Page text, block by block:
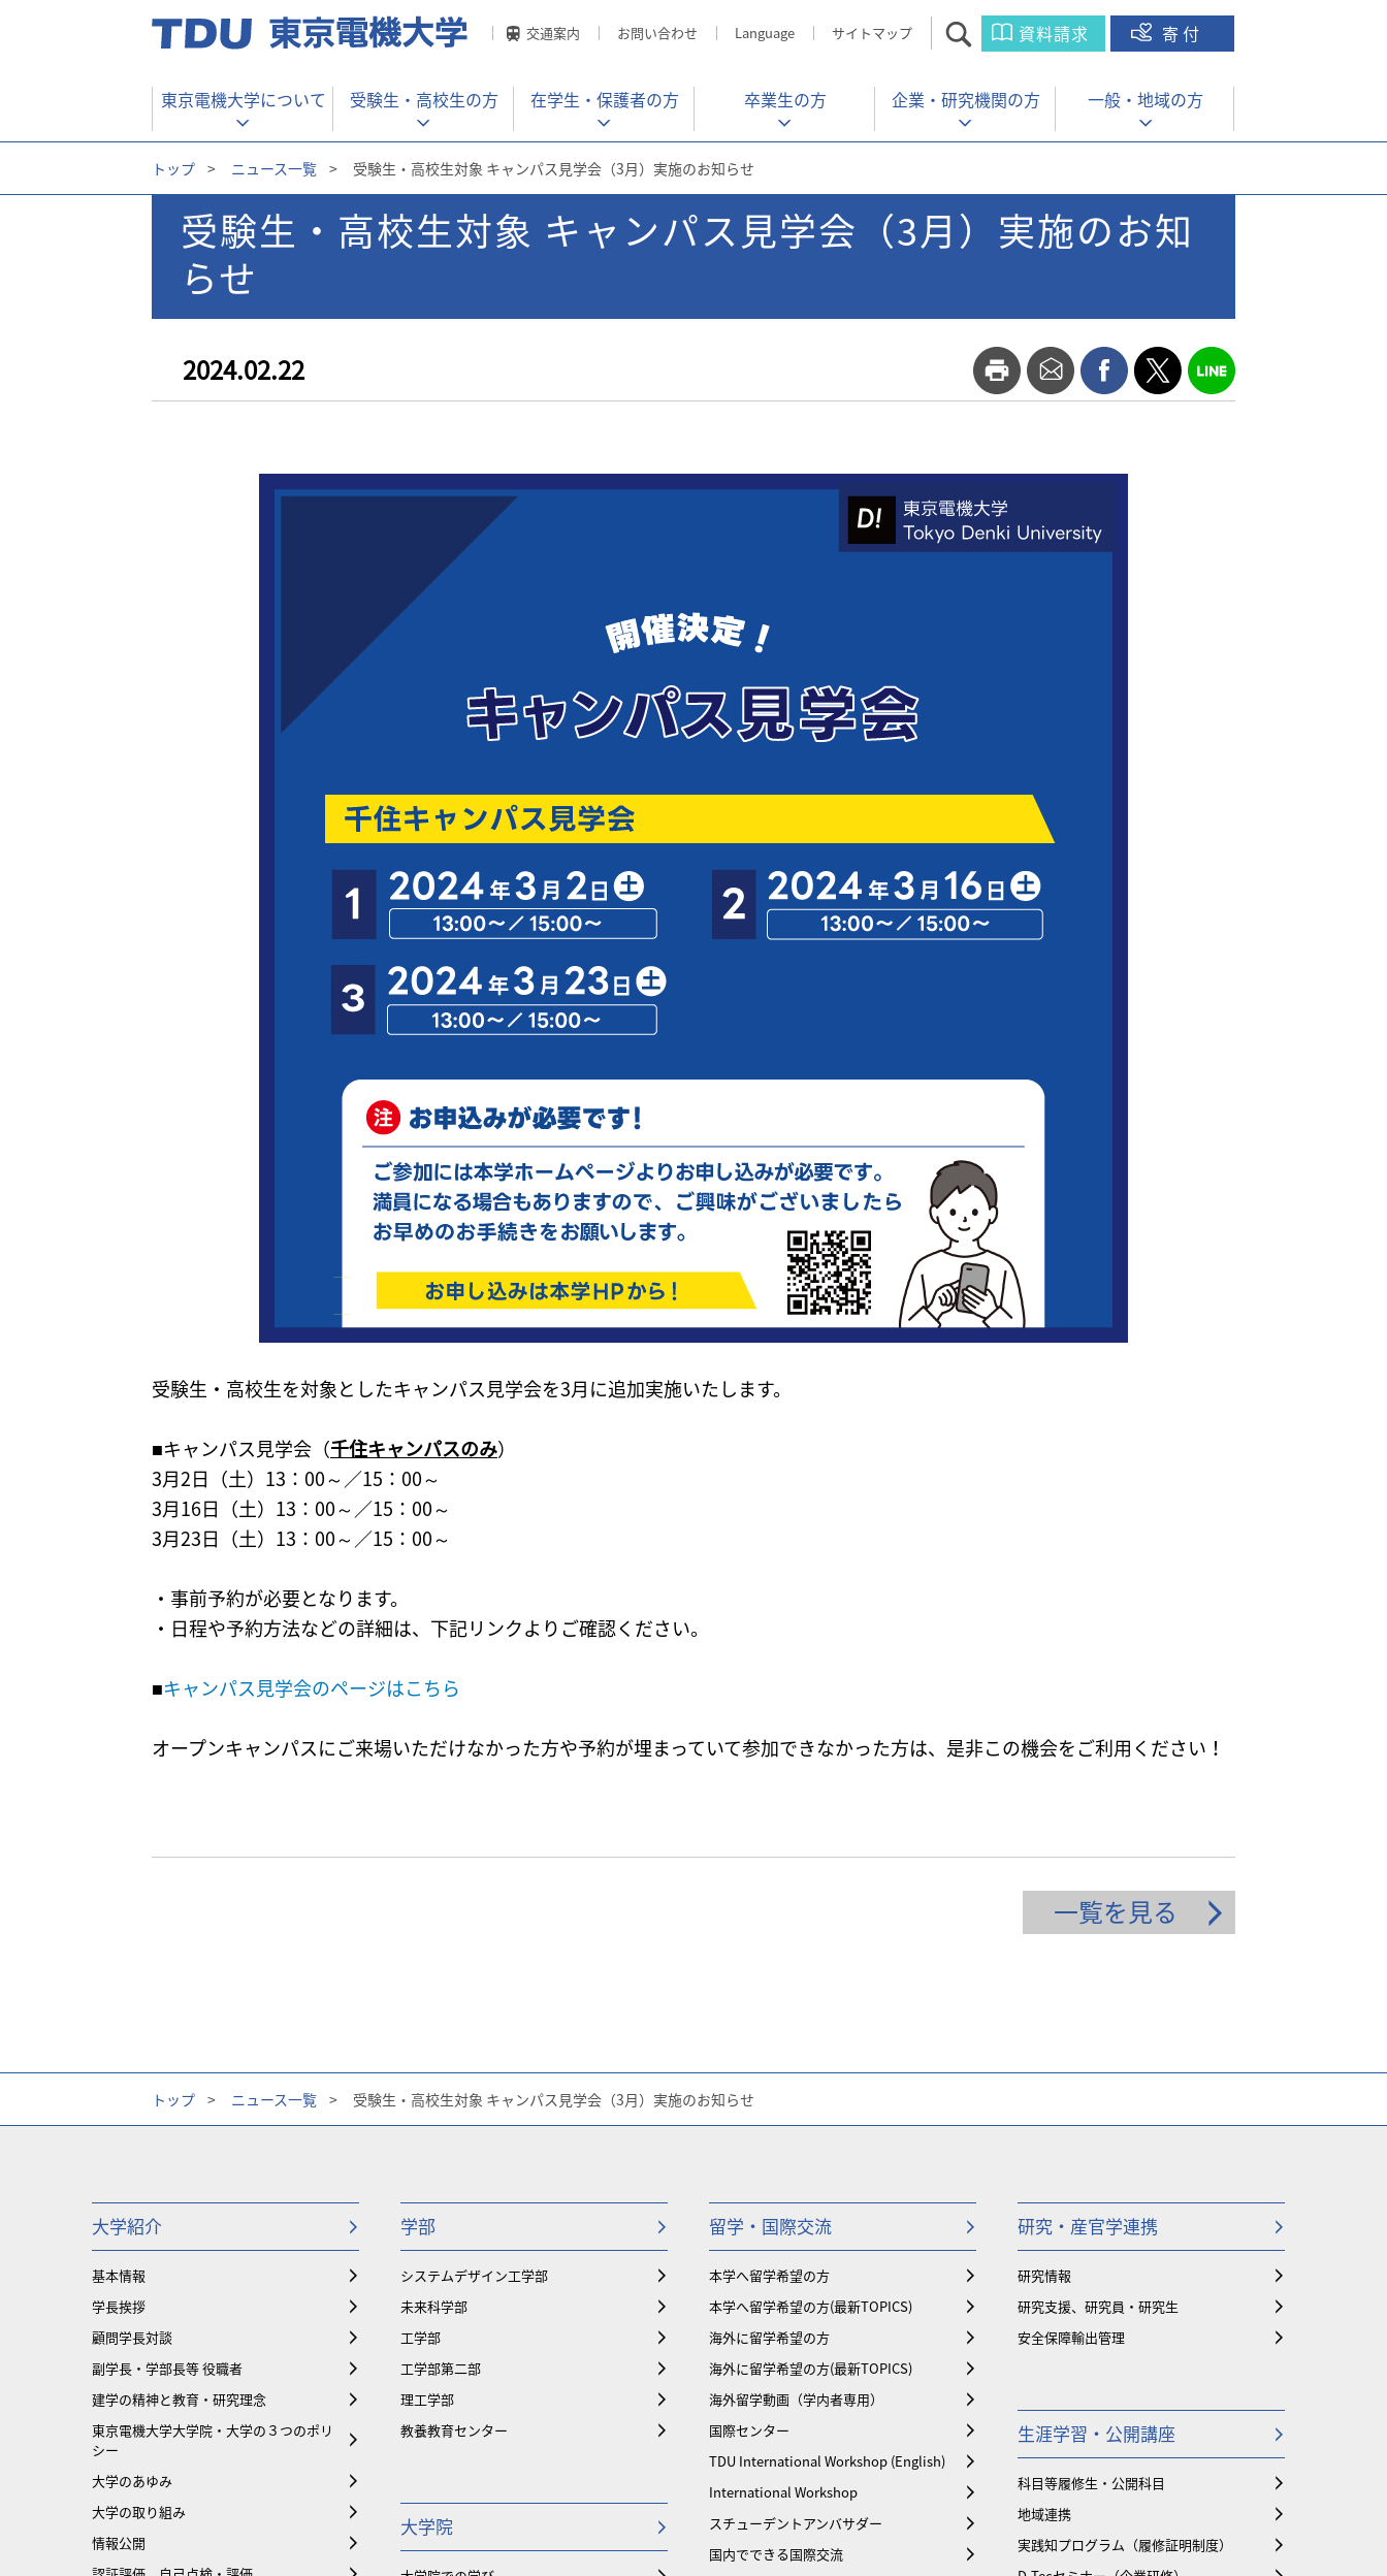
交通案内 お問い合わせ Language サイトマップ 資料請求 寄付
東京電機大学について 受験生・ 高校生の方 在学生・ 保護者の方 卒業生の方 企業・ 研究機関の方 一般・ 地域の方
トップ > ニュース一覧 > 受験生・高校生対象 キャンパス見学会（3月）実施のお知らせ
受験生・高校生対象 キャンパス見学会（3月）実施のお知
らせ
2024.02.22
受験生・高校生を対象としたキャンパス見学会を3月に追加実施いたします。
■キャンパス見学会（千住キャンパスのみ）
3月2日（土）13：00～／15：00～
3月16日（土）13：00～／15：00～
3月23日（土）13：00～／15：00～
・事前予約が必要となります。
・日程や予約方法などの詳細は、下記リンクよりご確認ください。
■キャンパス見学会のページはこちら
オープンキャンパスにご来場いただけなかった方や予約が埋まっていて参加できなかった方は、是非この機会をご利用ください！
一覧を見る
トップ > ニュース一覧 > 受験生・高校生対象 キャンパス見学会（3月）実施のお知らせ
大学紹介
基本情報
学長挨拶
顧問学長対談
副学長・学部長等 役職者
建学の精神と教育・研究理念
東京電機大学大学院・大学の３つのポリ
シー
大学のあゆみ
大学の取り組み
情報公開
学部
システムデザイン工学部
未来科学部
工学部
工学部第二部
理工学部
教養教育センター
大学院
留学・国際交流
本学へ留学希望の方
本学へ留学希望の方(最新TOPICS)
海外に留学希望の方
海外に留学希望の方(最新TOPICS)
海外留学動画（学内者専用）
国際センター
TDU International Workshop (English)
International Workshop
スチューデントアンバサダー
国内でできる国際交流
研究・産官学連携
研究情報
研究支援、研究員・研究生
安全保障輸出管理
生涯学習・公開講座
科目等履修生・公開科目
地域連携
実践知プログラム（履修証明制度）